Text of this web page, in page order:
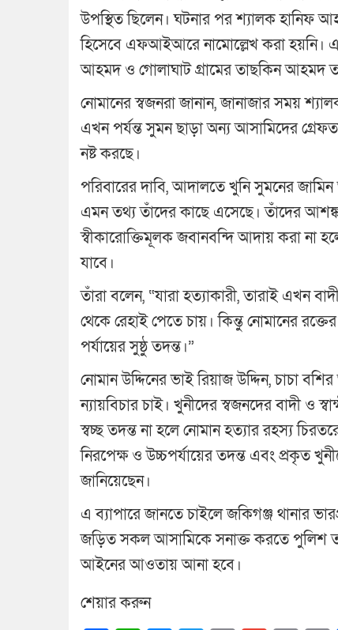
উপস্থিত ছিলেন। ঘটনার পর শ্যালক
হিসেবে এফআইআরে নামোল্লেখ করা হয়নি।
আহমদ ও গোলাঘাট গ্রামের তাছকিন আহমদ
নোমানের স্বজনরা জানান, জানাজার সময়
এখন পর্যন্ত সুমন ছাড়া অন্য আসামিদের
নষ্ট করছে।
পরিবারের দাবি, আদালতে খুনি সুমনের
এমন তথ্য তাঁদের কাছে এসেছে। তাঁদের
স্বীকারোক্তিমূলক জবানবন্দি আদায় করা না
যাবে।
তাঁরা বলেন, “যারা হত্যাকারী, তারাই এখন
থেকে রেহাই পেতে চায়। কিন্তু নোমানের
পর্যায়ের সুষ্ঠু তদন্ত।”
নোমান উদ্দিনের ভাই রিয়াজ উদ্দিন, চাচা
ন্যায়বিচার চাই। খুনীদের স্বজনদের বাদী ও
স্বচ্ছ তদন্ত না হলে নোমান হত্যার রহস্য
নিরপেক্ষ ও উচ্চপর্যায়ের তদন্ত এবং প্রকৃত
জানিয়েছেন।
এ ব্যাপারে জানতে চাইলে জকিগঞ্জ থানার
জড়িত সকল আসামিকে সনাক্ত করতে পুলিশ
আইনের আওতায় আনা হবে।
শেয়ার করুন